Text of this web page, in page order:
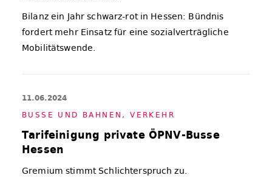
Bilanz ein Jahr schwarz-rot in Hessen: Bündnis
fordert mehr Einsatz für eine sozialverträgliche
Mobilitätswende.
11.06.2024
BUS­SE UND BAH­NEN ,VER­KEHR
Tarifeinigung private ÖPNV-Busse
Hessen
Gremium stimmt Schlichterspruch zu.